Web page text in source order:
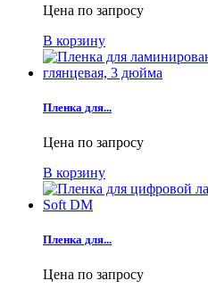
Цена по запросу
В корзину
Пленка для...
Цена по запросу
В корзину
Пленка для...
Цена по запросу